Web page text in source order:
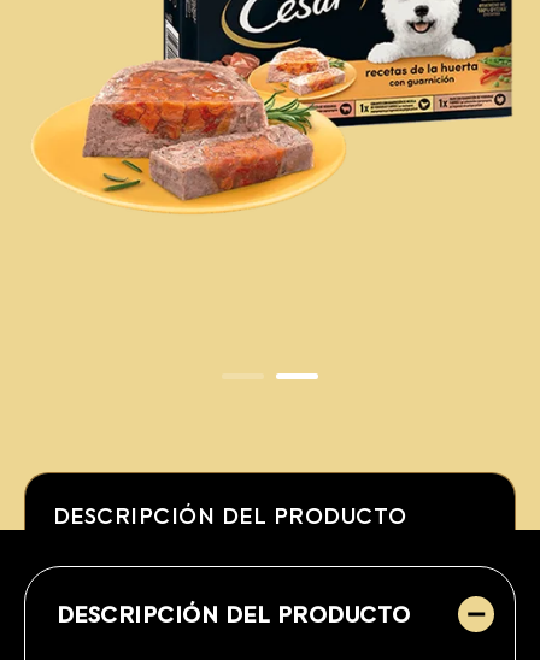
DESCRIPCIÓN DEL PRODUCTO
DESCRIPCIÓN DEL PRODUCTO